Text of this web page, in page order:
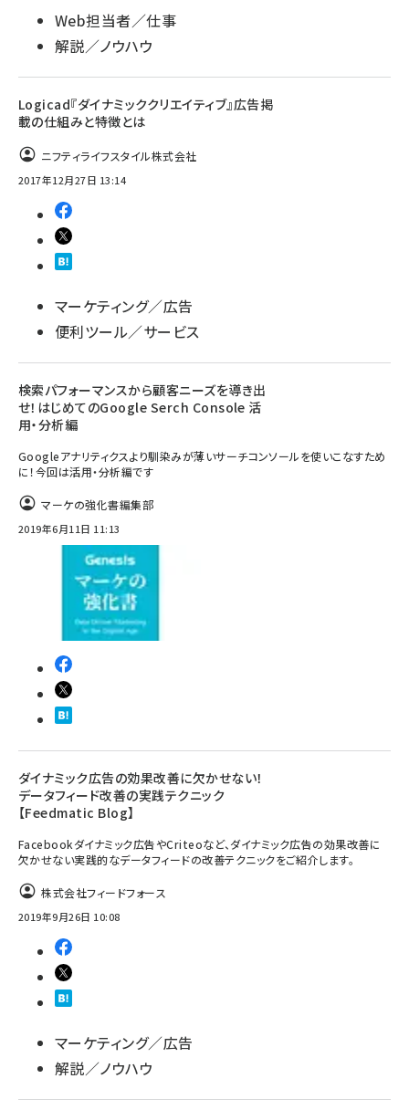
Web担当者／仕事
解説／ノウハウ
Logicad『ダイナミッククリエイティブ』広告掲
載の仕組みと特徴とは
ニフティライフスタイル株式会社
2017年12月27日 13:14
マーケティング／広告
便利ツール／サービス
検索パフォーマンスから顧客ニーズを導き出
せ！はじめてのGoogle Serch Console 活
用・分析編
Googleアナリティクスより馴染みが薄いサーチコンソールを使いこなすため
に！今回は活用・分析編です
マーケの強化書編集部
2019年6月11日 11:13
ダイナミック広告の効果改善に欠かせない！
データフィード改善の実践テクニック
【Feedmatic Blog】
Facebookダイナミック広告やCriteoなど、ダイナミック広告の効果改善に
欠かせない実践的なデータフィードの改善テクニックをご紹介します。
株式会社フィードフォース
2019年9月26日 10:08
マーケティング／広告
解説／ノウハウ